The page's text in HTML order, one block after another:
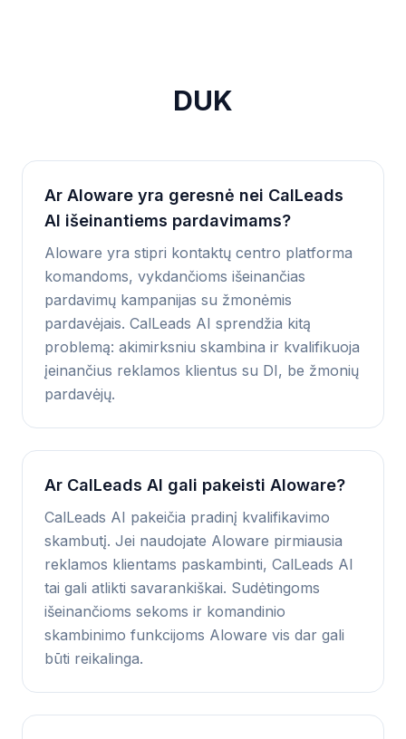
DUK
Ar Aloware yra geresnė nei CalLeads
AI išeinantiems pardavimams?
Aloware yra stipri kontaktų centro platforma
komandoms, vykdančioms išeinančias
pardavimų kampanijas su žmonėmis
pardavėjais. CalLeads AI sprendžia kitą
problemą: akimirksniu skambina ir kvalifikuoja
įeinančius reklamos klientus su DI, be žmonių
pardavėjų.
Ar CalLeads AI gali pakeisti Aloware?
CalLeads AI pakeičia pradinį kvalifikavimo
skambutį. Jei naudojate Aloware pirmiausia
reklamos klientams paskambinti, CalLeads AI
tai gali atlikti savarankiškai. Sudėtingoms
išeinančioms sekoms ir komandinio
skambinimo funkcijoms Aloware vis dar gali
būti reikalinga.